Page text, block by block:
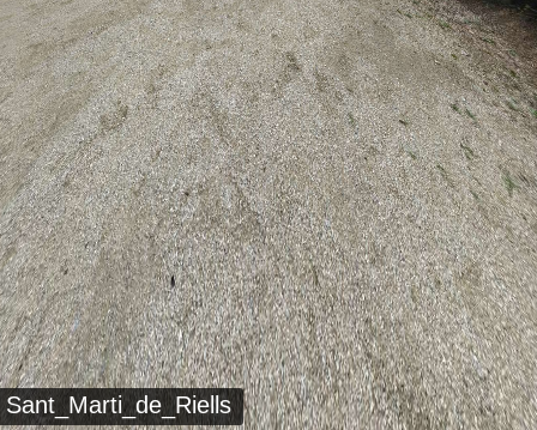
Sant_Marti_de_Riells